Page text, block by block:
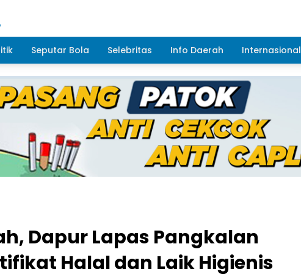
Seputar Bola Selebritas Info Daerah Internasional
Dapur Lapas Pangkalan
Halal dan Laik Higienis